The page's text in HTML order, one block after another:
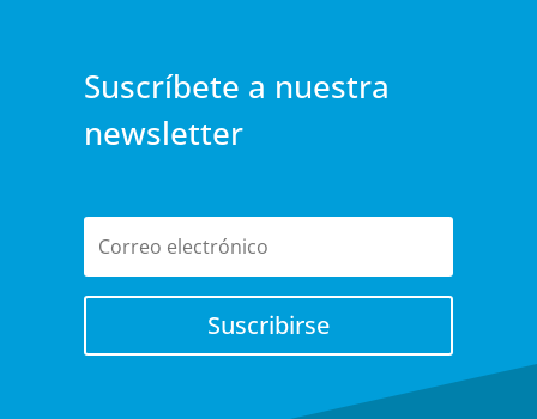
Suscríbete a nuestra
newsletter
Suscribirse